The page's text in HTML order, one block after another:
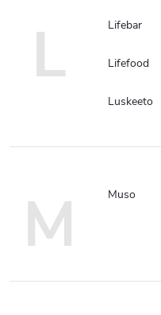
L Lifebar
Lifefood
Luskeeto
M Muso